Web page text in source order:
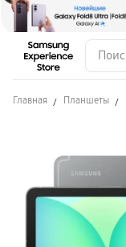
Главная Планшеты